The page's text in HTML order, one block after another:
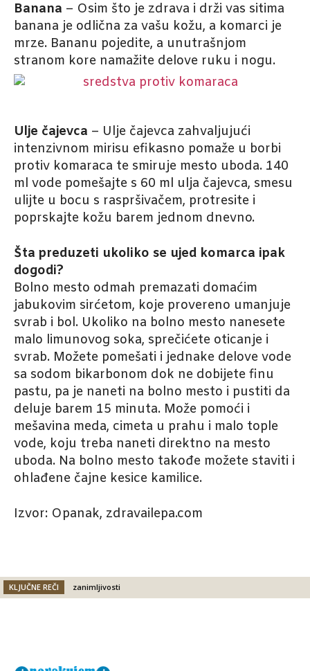
Banana – Osim što je zdrava i drži vas sitima
banana je odlična za vašu kožu, a komarci je
mrze. Bananu pojedite, a unutrašnjom
stranom kore namažite delove ruku i nogu.
Ulje čajevca – Ulje čajevca zahvaljujući
intenzivnom mirisu efikasno pomaže u borbi
protiv komaraca te smiruje mesto uboda. 140
ml vode pomešajte s 60 ml ulja čajevca, smesu
ulijte u bocu s raspršivačem, protresite i
poprskajte kožu barem jednom dnevno.
Šta preduzeti ukoliko se ujed komarca ipak
dogodi?
Bolno mesto odmah premazati domaćim
jabukovim sirćetom, koje provereno umanjuje
svrab i bol. Ukoliko na bolno mesto nanesete
malo limunovog soka, sprečićete oticanje i
svrab. Možete pomešati i jednake delove vode
sa sodom bikarbonom dok ne dobijete finu
pastu, pa je naneti na bolno mesto i pustiti da
deluje barem 15 minuta. Može pomoći i
mešavina meda, cimeta u prahu i malo tople
vode, koju treba naneti direktno na mesto
uboda. Na bolno mesto takođe možete staviti i
ohlađene čajne kesice kamilice.
Izvor: Opanak, zdravailepa.com
KLJUČNE REČI zanimljivosti